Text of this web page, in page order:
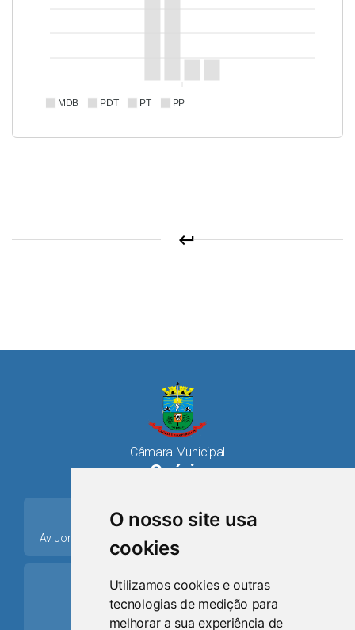
O nosso site usa
cookies
Utilizamos cookies e outras
tecnologias de medição para
melhorar a sua experiência de
MDB PDT PT PP
keyboard_return
Câmara Municipal
Osório
place
Av. Jorge Dariva, 1211, Centro CEP: 95520.000 - Osório/RS
ring_volume
Telefone
(51) 9 8024-0884